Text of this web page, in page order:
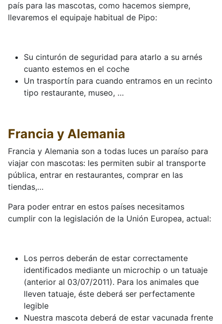
país para las mascotas, como hacemos siempre,
llevaremos el equipaje habitual de Pipo:
Su cinturón de seguridad para atarlo a su arnés
cuanto estemos en el coche
Un trasportín para cuando entramos en un recinto
tipo restaurante, museo, …
Francia y Alemania
Francia y Alemania son a todas luces un paraíso para
viajar con mascotas: les permiten subir al transporte
pública, entrar en restaurantes, comprar en las
tiendas,…
Para poder entrar en estos países necesitamos
cumplir con la legislación de la Unión Europea, actual:
Los perros deberán de estar correctamente
identificados mediante un microchip o un tatuaje
(anterior al 03/07/2011). Para los animales que
lleven tatuaje, éste deberá ser perfectamente
legible
Nuestra mascota deberá de estar vacunada frente